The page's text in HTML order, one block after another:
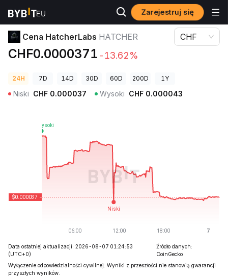
Zarejestruj się
Ceny kryptowalut Cena HatcherLabs HATCHER
Cena HatcherLabs HATCHER
CHF0.0000371 -13.62%
CHF
24H 7D 14D 30D 60D 200D 1Y
Niski CHF 0.000037 Wysoki CHF 0.000043
Data ostatniej aktualizacji: 2026-08-07 01:24:53
(UTC+0)
Źródło danych:
CoinGecko
Wyłączenie odpowiedzialności cywilnej: Wyniki z przeszłości nie stanowią gwarancji
przyszłych wyników.